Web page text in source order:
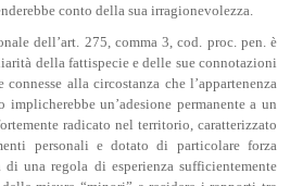
conto della sua irragionevolezza.
dell’art. 275, comma 3, cod. proc. pen. è
della fattispecie e delle sue connotazioni
alla circostanza che l’appartenenza
un’adesione permanente a un
radicato nel territorio, caratterizzato
personali e dotato di particolare forza
di una regola di esperienza sufficientemente